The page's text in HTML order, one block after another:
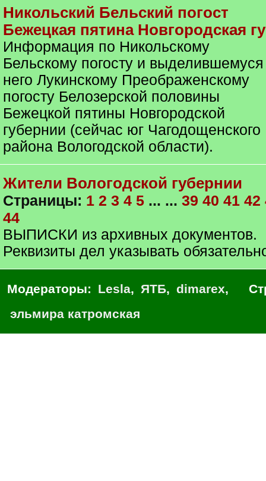
Никольский Бельский погост
Бежецкая пятина Новгородская
Информация по Никольскому
Бельскому погосту и выделившемуся
него Лукинскому Преображенскому
погосту Белозерской половины
Бежецкой пятины Новгородской
губернии (сейчас юг Чагодощенского
района Вологодской области).
Жители Вологодской губернии
Страницы: 1 2 3 4 5 ... ... 39 40 41 42
44
ВЫПИСКИ из архивных документов.
Реквизиты дел указывать
Модераторы: Lesla, ЯТБ, dimarex,
эльмира катромская